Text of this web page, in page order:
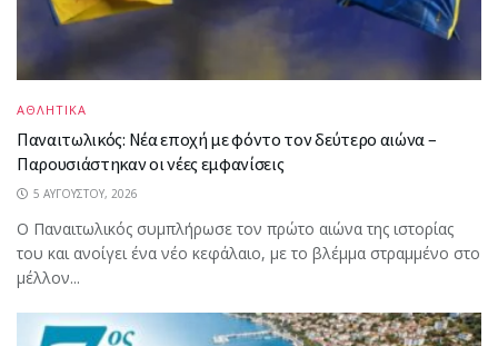
ΑΘΛΗΤΙΚΑ
Παναιτωλικός: Νέα εποχή με φόντο τον δεύτερο αιώνα –
Παρουσιάστηκαν οι νέες εμφανίσεις
5 ΑΥΓΟΎΣΤΟΥ, 2026
Ο Παναιτωλικός συμπλήρωσε τον πρώτο αιώνα της ιστορίας
του και ανοίγει ένα νέο κεφάλαιο, με το βλέμμα στραμμένο στο
μέλλον...